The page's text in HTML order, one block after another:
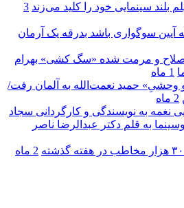
بلند سینمایی خود را کلید می‌زند 3
آیین سوگواری باشد بدرقه یک آرمان
اصلاح و مرمت شده «سگ کشی» بهرام
1 ماه
وحشیِ» حمید نعمت‌الله به آلمان رفت/
2 ماه
نغمه به نویسندگی و کارگردانی سجاد
به قلم دکتر عبدالرضا ناصر
2 ماه